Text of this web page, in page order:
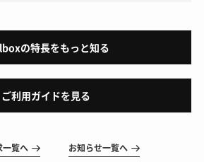
の特長をもっと知る
ご利用ガイドを見る
一覧へ お知らせ一覧へ